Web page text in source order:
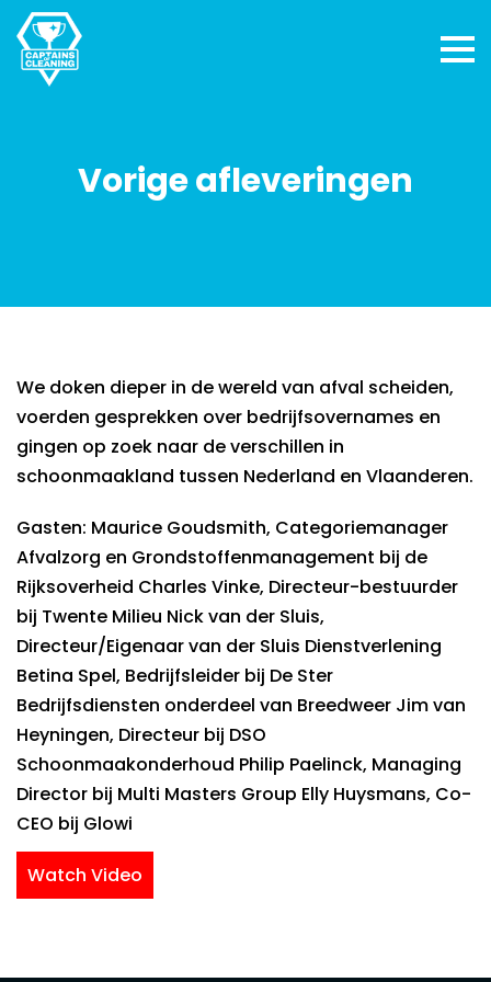
Vorige afleveringen
We doken dieper in de wereld van afval scheiden,
voerden gesprekken over bedrijfsovernames en
gingen op zoek naar de verschillen in
schoonmaakland tussen Nederland en Vlaanderen.
Gasten: Maurice Goudsmith, Categoriemanager
Afvalzorg en Grondstoffenmanagement bij de
Rijksoverheid Charles Vinke, Directeur-bestuurder
bij Twente Milieu Nick van der Sluis,
Directeur/Eigenaar van der Sluis Dienstverlening
Betina Spel, Bedrijfsleider bij De Ster
Bedrijfsdiensten onderdeel van Breedweer Jim van
Heyningen, Directeur bij DSO
Schoonmaakonderhoud Philip Paelinck, Managing
Director bij Multi Masters Group Elly Huysmans, Co-
CEO bij Glowi
Watch Video